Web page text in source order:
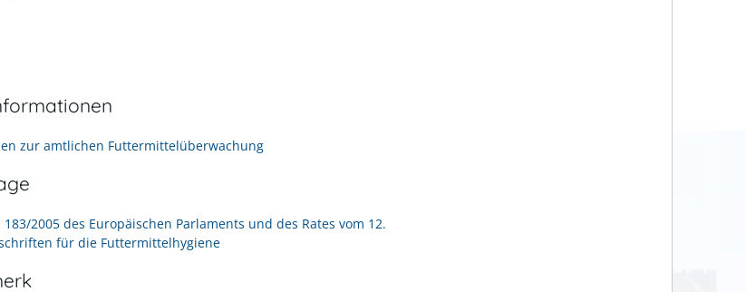
zur amtlichen Futtermittelüberwachung
183/2005 des Europäischen Parlaments und des Rates vom 12.
für die Futtermittelhygiene